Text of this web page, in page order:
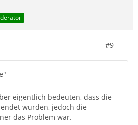
#9
eigentlich bedeuten, dass die
wurden, jedoch die
das Problem war.